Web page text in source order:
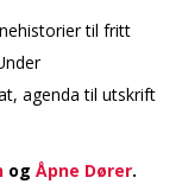
til fritt
agenda til utskrift
og Åpne Dører.